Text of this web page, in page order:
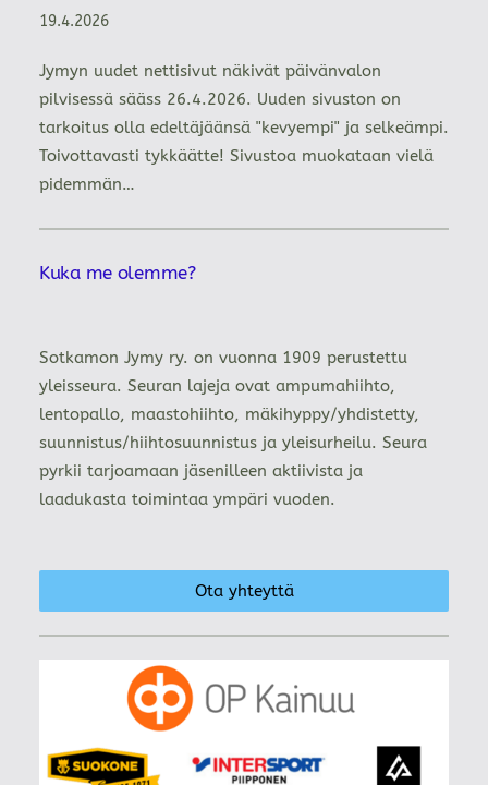
19.4.2026
Jymyn uudet nettisivut näkivät päivänvalon
pilvisessä sääss 26.4.2026. Uuden sivuston on
tarkoitus olla edeltäjäänsä "kevyempi" ja selkeämpi.
Toivottavasti tykkäätte! Sivustoa muokataan vielä
pidemmän…
Kuka me olemme?
Sotkamon Jymy ry. on vuonna 1909 perustettu
yleisseura. Seuran lajeja ovat ampumahiihto,
lentopallo, maastohiihto, mäkihyppy/yhdistetty,
suunnistus/hiihtosuunnistus ja yleisurheilu. Seura
pyrkii tarjoamaan jäsenilleen aktiivista ja
laadukasta toimintaa ympäri vuoden.
Ota yhteyttä